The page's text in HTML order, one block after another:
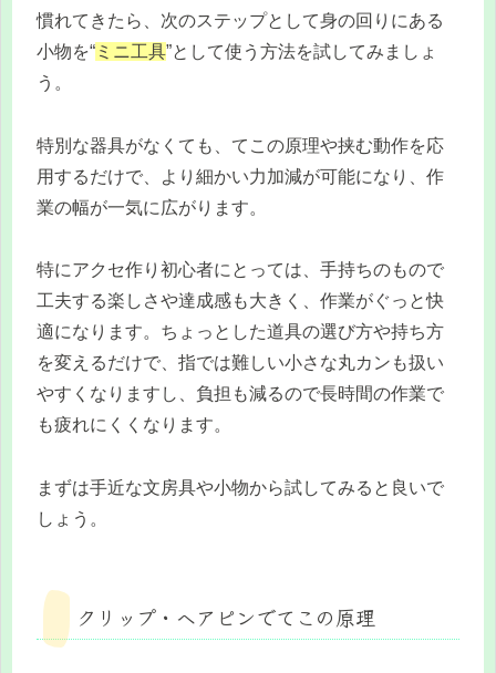
慣れてきたら、次のステップとして身の回りにある
小物を“ ミニ工具”として使う方法を試してみましょ
う。
特別な器具がなくても、てこの原理や挟む動作を応
用するだけで、より細かい力加減が可能になり、作
業の幅が一気に広がります。
特にアクセ作り初心者にとっては、手持ちのもので
工夫する楽しさや達成感も大きく、作業がぐっと快
適になります。ちょっとした道具の選び方や持ち方
を変えるだけで、指では難しい小さな丸カンも扱い
やすくなりますし、負担も減るので長時間の作業で
も疲れにくくなります。
まずは手近な文房具や小物から試してみると良いで
しょう。
クリップ・ヘアピンでてこの原理